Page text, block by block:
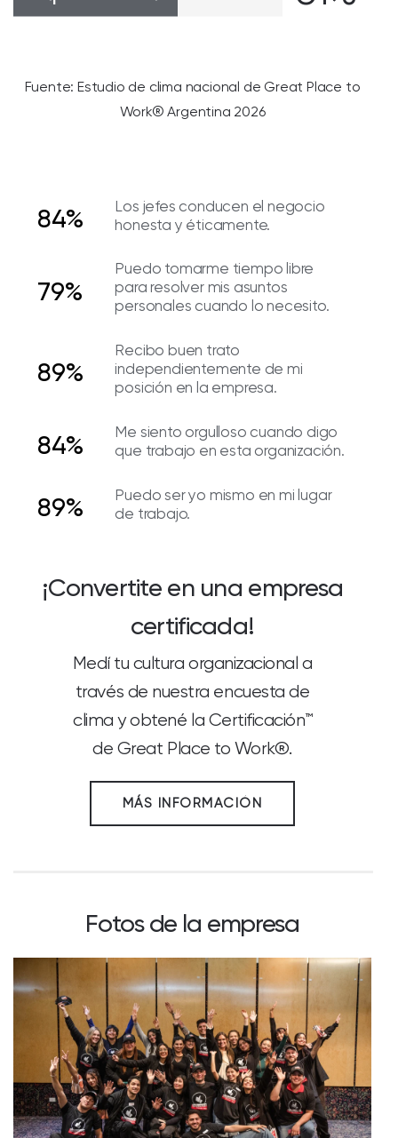
Fuente: Estudio de clima nacional de Great Place to
Work® Argentina 2026
84%
Los jefes conducen el negocio
honesta y éticamente.
79%
Puedo tomarme tiempo libre
para resolver mis asuntos
personales cuando lo necesito.
89%
Recibo buen trato
independientemente de mi
posición en la empresa.
84%
Me siento orgulloso cuando digo
que trabajo en esta organización.
89%
Puedo ser yo mismo en mi lugar
de trabajo.
¡Convertite en una empresa
certificada!
Medí tu cultura organizacional a
través de nuestra encuesta de
clima y obtené la Certificación™
de Great Place to Work®.
MÁS INFORMACIÓN
Fotos de la empresa